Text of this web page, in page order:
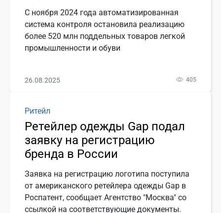
С ноября 2024 года автоматизированная
система контроля остановила реализацию
более 520 млн поддельных товаров легкой
промышленности и обуви
26.08.2025 405
Ритейл
Ретейлер одежды Gap подал
заявку на регистрацию
бренда в России
Заявка на регистрацию логотипа поступила
от американского ретейлера одежды Gap в
Роспатент, сообщает Агентство "Москва" со
ссылкой на соответствующие документы.